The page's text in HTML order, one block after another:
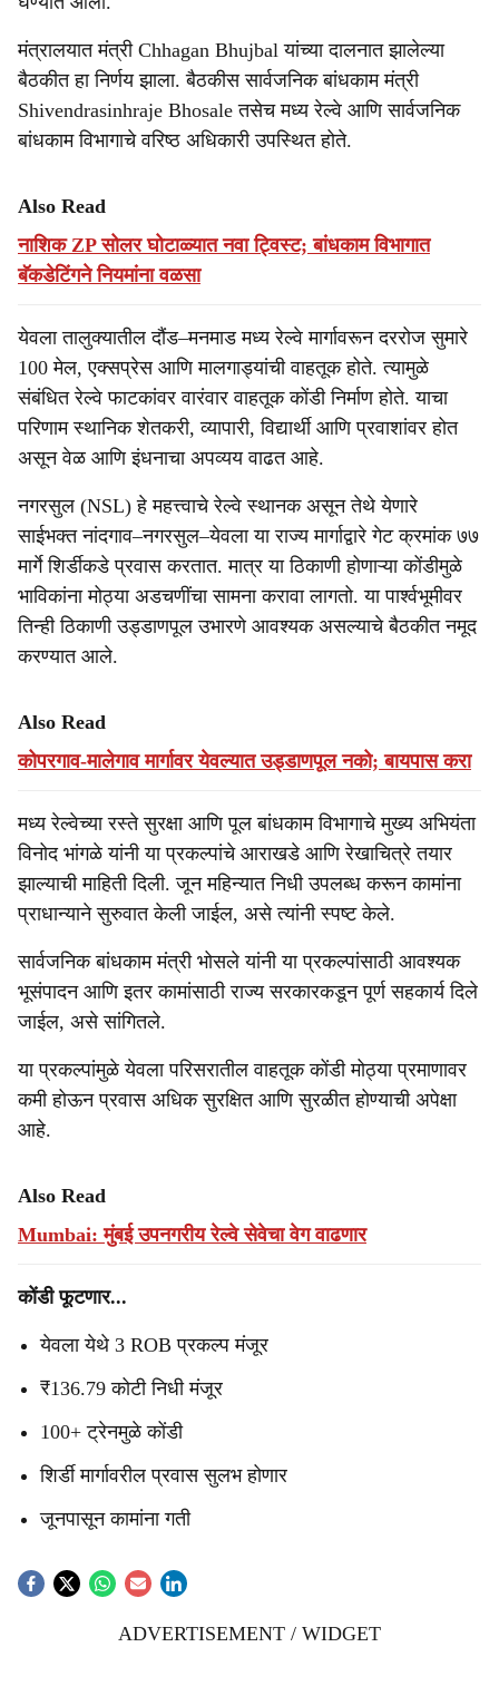
मंत्रालयात मंत्री Chhagan Bhujbal यांच्या दालनात झालेल्या
बैठकीत हा निर्णय झाला. बैठकीस सार्वजनिक बांधकाम मंत्री
Shivendrasinhraje Bhosale तसेच मध्य रेल्वे आणि सार्वजनिक
बांधकाम विभागाचे वरिष्ठ अधिकारी उपस्थित होते.
Also Read
नाशिक ZP सोलर घोटाळ्यात नवा ट्विस्ट; बांधकाम विभागात
बॅकडेटिंगने नियमांना वळसा
येवला तालुक्यातील दौंड–मनमाड मध्य रेल्वे मार्गावरून दररोज सुमारे
100 मेल, एक्सप्रेस आणि मालगाड्यांची वाहतूक होते. त्यामुळे
संबंधित रेल्वे फाटकांवर वारंवार वाहतूक कोंडी निर्माण होते. याचा
परिणाम स्थानिक शेतकरी, व्यापारी, विद्यार्थी आणि प्रवाशांवर होत
असून वेळ आणि इंधनाचा अपव्यय वाढत आहे.
नगरसुल (NSL) हे महत्त्वाचे रेल्वे स्थानक असून तेथे येणारे
साईभक्त नांदगाव–नगरसुल–येवला या राज्य मार्गाद्वारे गेट क्रमांक ७७
मार्गे शिर्डीकडे प्रवास करतात. मात्र या ठिकाणी होणाऱ्या कोंडीमुळे
भाविकांना मोठ्या अडचणींचा सामना करावा लागतो. या पार्श्वभूमीवर
तिन्ही ठिकाणी उड्डाणपूल उभारणे आवश्यक असल्याचे बैठकीत नमूद
करण्यात आले.
Also Read
कोपरगाव-मालेगाव मार्गावर येवल्यात उड्डाणपूल नको; बायपास करा
मध्य रेल्वेच्या रस्ते सुरक्षा आणि पूल बांधकाम विभागाचे मुख्य अभियंता
विनोद भांगळे यांनी या प्रकल्पांचे आराखडे आणि रेखाचित्रे तयार
झाल्याची माहिती दिली. जून महिन्यात निधी उपलब्ध करून कामांना
प्राधान्याने सुरुवात केली जाईल, असे त्यांनी स्पष्ट केले.
सार्वजनिक बांधकाम मंत्री भोसले यांनी या प्रकल्पांसाठी आवश्यक
भूसंपादन आणि इतर कामांसाठी राज्य सरकारकडून पूर्ण सहकार्य दिले
जाईल, असे सांगितले.
या प्रकल्पांमुळे येवला परिसरातील वाहतूक कोंडी मोठ्या प्रमाणावर
कमी होऊन प्रवास अधिक सुरक्षित आणि सुरळीत होण्याची अपेक्षा
आहे.
Also Read
Mumbai: मुंबई उपनगरीय रेल्वे सेवेचा वेग वाढणार
कोंडी फूटणार...
येवला येथे 3 ROB प्रकल्प मंजूर
₹136.79 कोटी निधी मंजूर
100+ ट्रेनमुळे कोंडी
शिर्डी मार्गावरील प्रवास सुलभ होणार
जूनपासून कामांना गती
ADVERTISEMENT / WIDGET